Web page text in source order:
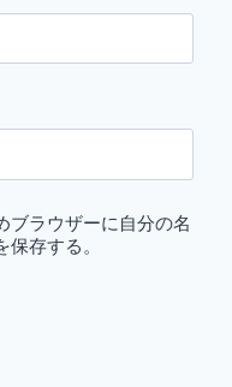
ブラウザーに自分の名
存する。